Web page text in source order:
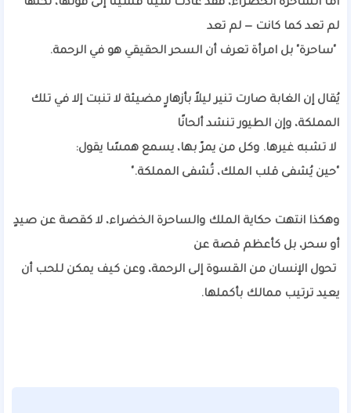
أما الساحرة الخضراء، فقد عادت شيئًا فشيئًا إلى قوتها، لكنّها
لم تعد كما كانت — لم تعد
"ساحرة" بل امرأة تعرف أن السحر الحقيقي هو في الرحمة.
يُقال إن الغابة صارت تنير ليلاً بأزهارٍ مضيئة لا تنبت إلا في تلك
المملكة، وإن الطيور تنشد ألحانًا
لا تشبه غيرها. وكل من يمرّ بها، يسمع همسًا يقول:
"حين يُشفى قلب الملك، تُشفى المملكة."
وهكذا انتهت حكاية الملك والساحرة الخضراء، لا كقصة عن صيدٍ
أو سحر، بل كأعظم قصة عن
تحول الإنسان من القسوة إلى الرحمة، وعن كيف يمكن للحب أن
يعيد ترتيب ممالك بأكملها.